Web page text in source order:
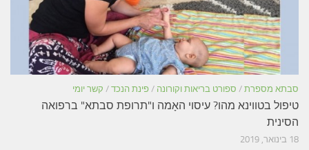
סבתא מספרת / ספורט בריאות וקורונה / פינת הנכד / קשר יומי
טיפול בטווינא מהו? עיסוי האָמה ו"תרופת סבתא" ברפואה
הסינית
18 בינואר, 2019